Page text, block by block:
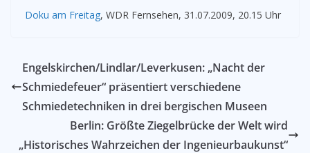
Doku am Freitag, WDR Fernsehen, 31.07.2009, 20.15 Uhr
Engelskirchen/Lindlar/Leverkusen: „Nacht der
Schmiedefeuer“ präsentiert verschiedene
Schmiedetechniken in drei bergischen Museen
Berlin: Größte Ziegelbrücke der Welt wird
„Historisches Wahrzeichen der Ingenieurbaukunst“